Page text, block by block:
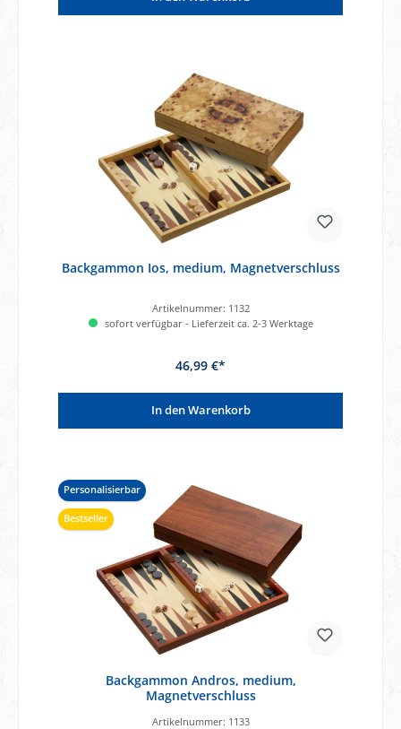
Backgammon Ios, medium, Magnetverschluss
Artikelnummer: 1132
sofort verfügbar - Lieferzeit ca. 2-3 Werktage
46,99 €*
In den Warenkorb
Personalisierbar
Bestseller
Backgammon Andros, medium,
Magnetverschluss
Artikelnummer: 1133